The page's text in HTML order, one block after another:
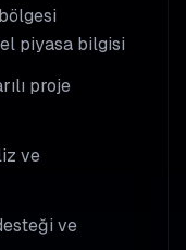
piyasa bilgisi
proje
ve
ve